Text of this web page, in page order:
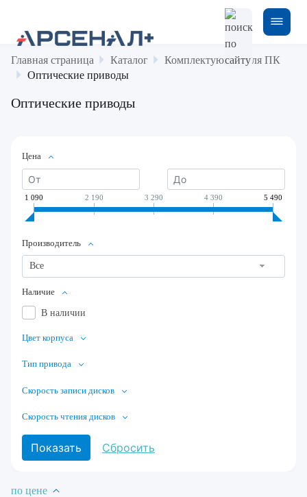
Главная страница Каталог
Комплектующие для ПК
Оптические приводы
Оптические приводы
Цена
1 090 2 190 3 290 4 390 5 490
Производитель
Все
Наличие
В наличии
Цвет корпуса
Тип привода
Скорость записи дисков
Скорость чтения дисков
по цене